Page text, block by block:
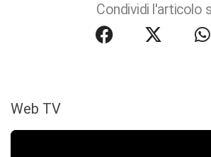
Condividi l'articolo
Web TV